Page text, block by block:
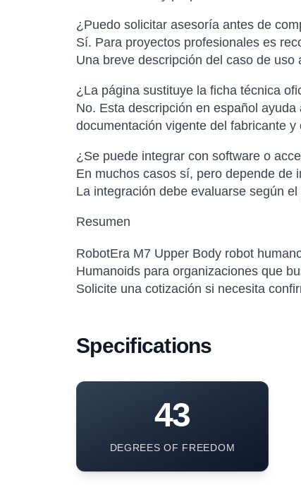
¿Puedo solicitar asesoría antes de
Sí. Para proyectos profesionales es
Una breve descripción del caso de
¿La página sustituye la ficha técnica
No. Esta descripción en español
documentación vigente del fabricante
¿Se puede integrar con software o
En muchos casos sí, pero depende de
La integración debe evaluarse según
Resumen
RobotEra M7 Upper Body robot
Humanoids para organizaciones que
Solicite una cotización si necesita
Specifications
43
DEGREES OF FREEDOM